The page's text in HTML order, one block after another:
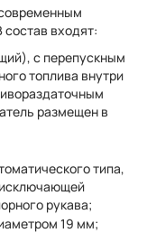
входят:
c перепускным
топлива внутри
размещен в
типа,
рукава;
19 мм;